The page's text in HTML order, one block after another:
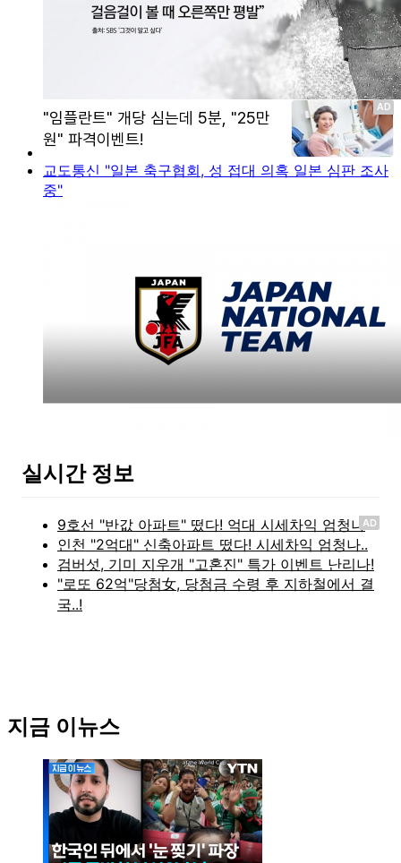
교도통신 "일본 축구협회, 성 접대 의혹 일본 심판 조사
중"
실시간 정보
AD
지금 이뉴스